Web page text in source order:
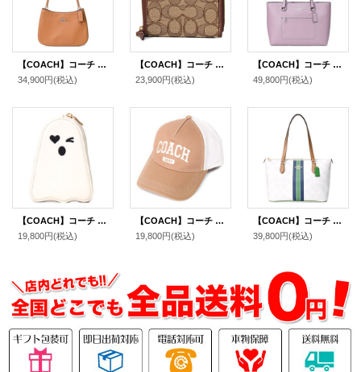
【COACH】コーチ スムースレザー ペネロペ ロゴ ショルダー ハンドバッグ ライトサドル(日本未発売）
34,900円(税込)
【COACH】コーチ ジャガード レザー シグネチャー ロゴ スモール ジップ アラウンド ウォレット 二つ折り 財布 カーキ×サドルマルチ〔日本未発売〕
23,900円(税込)
【COACH】コーチ バッグ トート レザー ステーション ジップ トートバッグ ジャスミン〔日本未発売〕
49,800円(税込)
【COACH】コーチ レザー ゴースト おばけ ジップ コインポーチ コインケース チャークマルチ〔日本未発売〕
19,800円(税込)
【COACH】コーチ キャップ 帽子 コットン メッシュ レザー ロゴ 1941 バーシティ トラッカー ハット ライトサドル〔日本未発売〕
19,800円(税込)
【COACH】コーチ バッグ コーティングキャンパス レザー シグネチャー ギャラリー ストライプ ジップトートバッグ チャークマルチ〔日本未発売〕
39,800円(税込)